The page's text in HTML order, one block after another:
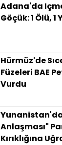
Adana'da
Göçük: 1 Ölü, 1
Hürmüz'de
Füzeleri BAE
Vurdu
Anlaşması"
Kırıklığına